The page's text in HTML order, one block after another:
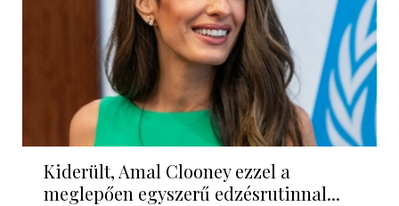
Kiderült, Amal Clooney ezzel a
meglepően egyszerű edzésrutinnal...